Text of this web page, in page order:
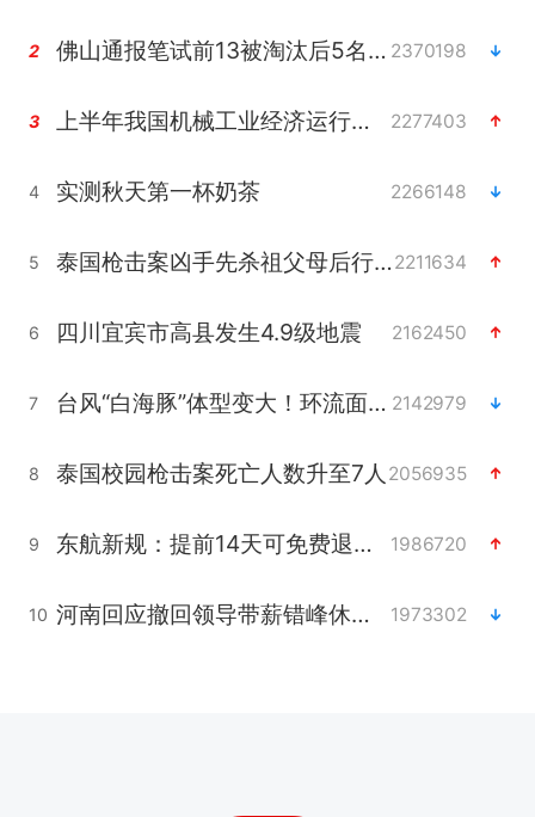
2 佛山通报笔试前13被淘汰后5名进体检 2370198
3 上半年我国机械工业经济运行稳中有进 2277403
4 实测秋天第一杯奶茶 2266148
5 泰国枪击案凶手先杀祖父母后行凶2211634
6 四川宜宾市高县发生4.9级地震 2162450
7 台风“白海豚”体型变大！环流面积接近13个浙江那么大 2142979
8 泰国校园枪击案死亡人数升至7人 2056935
9 东航新规：提前14天可免费退改签 1986720
10 河南回应撤回领导带薪错峰休假通知 1973302